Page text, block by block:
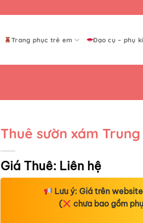
Trang phục trẻ em Đạo cụ – phụ
Thuê sườn xám
Giá Thuê: Liên hệ
Lưu ý: Giá trên
(
chưa bao gồm